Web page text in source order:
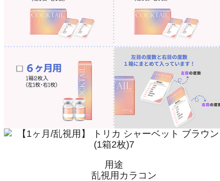
用途
乱視用カラコン